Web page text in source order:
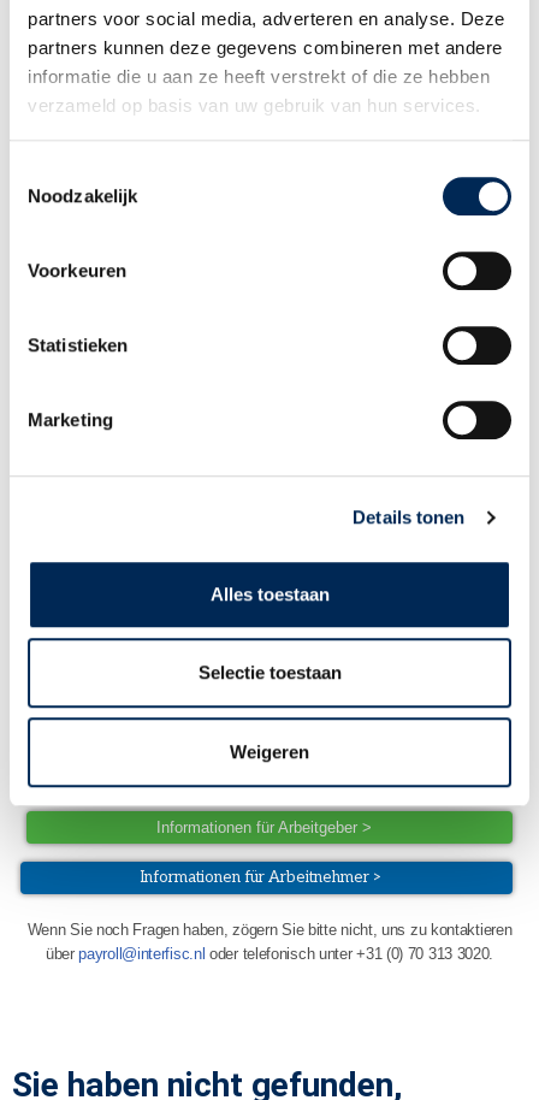
partners voor social media, adverteren en analyse. Deze
partners kunnen deze gegevens combineren met andere
informatie die u aan ze heeft verstrekt of die ze hebben
verzameld op basis van uw gebruik van hun services.
Noodzakelijk
Voorkeuren
Statistieken
Marketing
Details tonen
Alles toestaan
Selectie toestaan
Weigeren
KONTAKT
+49 (0)3 825 5003
INFO@INTERFISC.DE
My Interfisc Online – das Portal für Arbeitgeber
Arbeitnehmer in den Niederlanden zu jedem beliebigen Zeitpunkt über
Berichterstattungen oder Gehaltsberechnungen erstellen & Änderungen
durchgeben.
Um Ihnen die Nutzung unseres Portals und des Urlaubsmoduls zu
erleichtern, bieten wir verschiedene Handbücher an. Wählen Sie unten
Informationen für Arbeitgeber >
Informationen für Arbeitnehmer >
Wenn Sie noch Fragen haben, zögern Sie bitte nicht, uns zu kontaktieren
überpayroll@interfisc.nl oder telefonisch unter +31 (0) 70 313 3020.
Sie haben nicht gefunden,